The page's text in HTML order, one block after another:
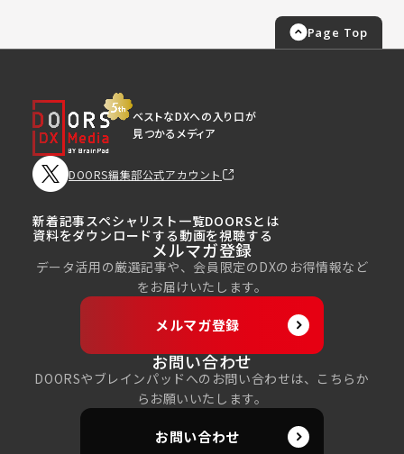
Page Top
ベストなDXへの入り口が
見つかるメディア
DOORS編集部公式アカウント
新着記事スペシャリスト一覧DOORSとは
資料をダウンロードする動画を視聴する
メルマガ登録
データ活用の厳選記事や、会員限定のDXのお得情報など
をお届けいたします。
メルマガ登録
お問い合わせ
DOORSやブレインパッドへのお問い合わせは、こちらか
らお願いいたします。
お問い合わせ